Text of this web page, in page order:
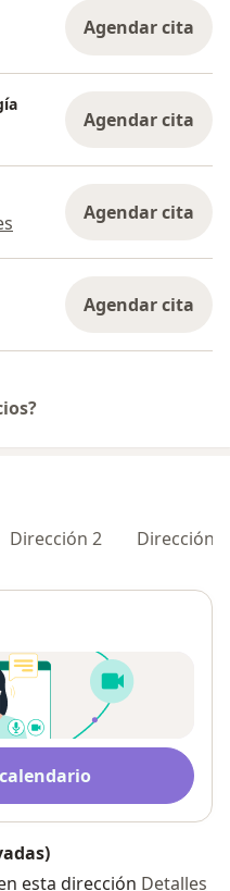
Agendar cita
Agendar cita
Agendar cita
Agendar cita
Dirección 2 Dirección 3
esta dirección Detalles